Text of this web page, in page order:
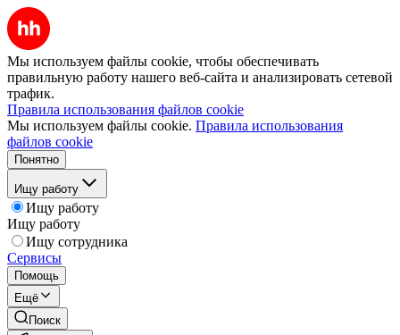
Мы используем файлы cookie, чтобы обеспечивать
правильную работу нашего веб-сайта и анализировать сетевой
трафик.
Правила использования файлов cookie
Мы используем файлы cookie. Правила использования
файлов cookie
Понятно
Ищу работу
Ищу работу
Ищу работу
Ищу сотрудника
Сервисы
Помощь
Ещё
Поиск